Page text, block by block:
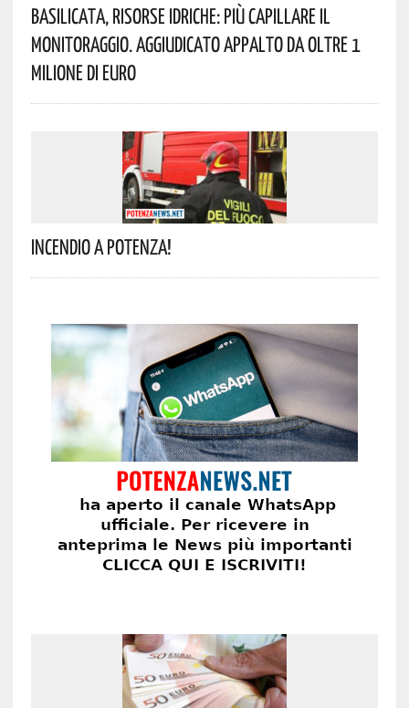
Basilicata, Risorse Idriche: Più Capillare Il
Monitoraggio. Aggiudicato Appalto Da Oltre 1
Milione Di Euro
Incendio A Potenza!